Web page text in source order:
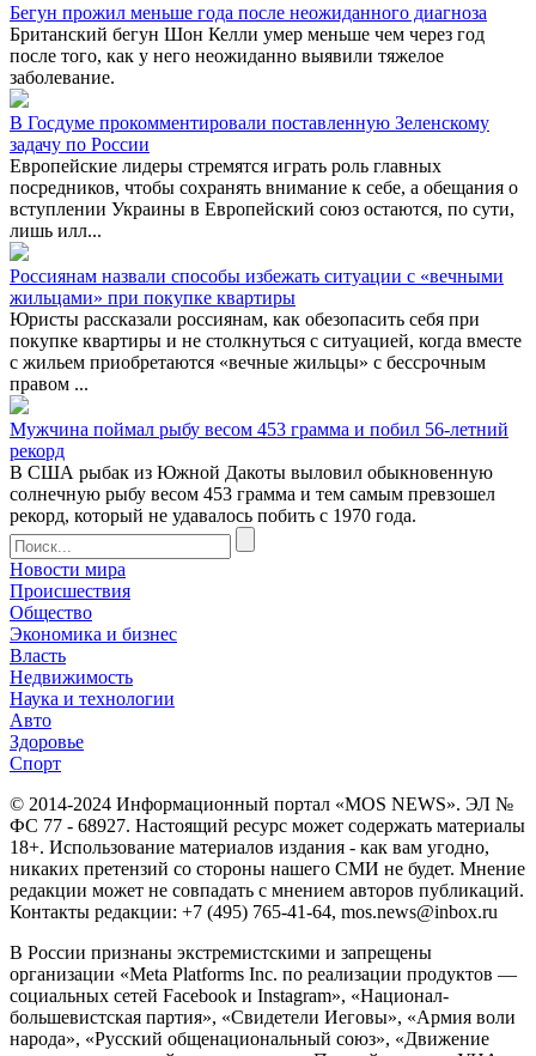
Бегун прожил меньше года после неожиданного диагноза
Британский бегун Шон Келли умер меньше чем через год
после того, как у него неожиданно выявили тяжелое
заболевание.
В Госдуме прокомментировали поставленную Зеленскому
задачу по России
Европейские лидеры стремятся играть роль главных
посредников, чтобы сохранять внимание к себе, а обещания о
вступлении Украины в Европейский союз остаются, по сути,
лишь илл...
Россиянам назвали способы избежать ситуации с «вечными
жильцами» при покупке квартиры
Юристы рассказали россиянам, как обезопасить себя при
покупке квартиры и не столкнуться с ситуацией, когда вместе
с жильем приобретаются «вечные жильцы» с бессрочным
правом ...
Мужчина поймал рыбу весом 453 грамма и побил 56-летний
рекорд
В США рыбак из Южной Дакоты выловил обыкновенную
солнечную рыбу весом 453 грамма и тем самым превзошел
рекорд, который не удавалось побить с 1970 года.
Новости мира
Происшествия
Общество
Экономика и бизнес
Власть
Недвижимость
Наука и технологии
Авто
Здоровье
Спорт
© 2014-2024 Информационный портал «MOS NEWS». ЭЛ №
ФС 77 - 68927. Настоящий ресурс может содержать материалы
18+. Использование материалов издания - как вам угодно,
никаких претензий со стороны нашего СМИ не будет. Мнение
редакции может не совпадать с мнением авторов публикаций.
Контакты редакции: +7 (495) 765-41-64, mos.news@inbox.ru
В России признаны экстремистскими и запрещены
организации «Meta Platforms Inc. по реализации продуктов —
социальных сетей Facebook и Instagram», «Национал-
большевистская партия», «Свидетели Иеговы», «Армия воли
народа», «Русский общенациональный союз», «Движение